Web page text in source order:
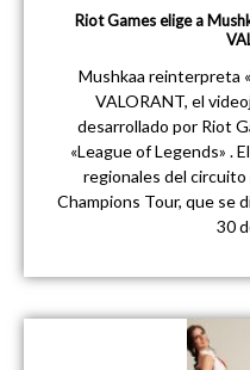
Riot Games elige a
Mushkaa reinterpreta
VALORANT, el
desarrollado por Riot
«League of Legends» .
regionales del
Champions Tour, que se
30